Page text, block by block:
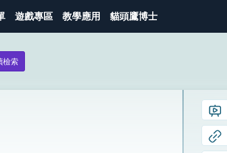
遊戲專區 教學應用 貓頭鷹博士
檢索